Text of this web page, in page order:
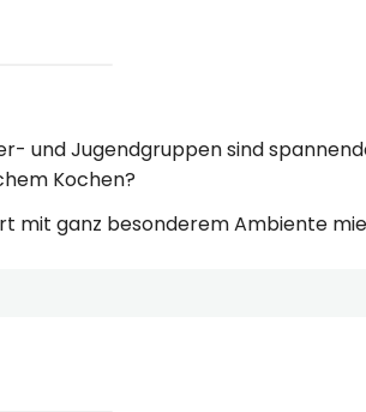
und Jugendgruppen sind
Kochen?
mit ganz besonderem Ambiente